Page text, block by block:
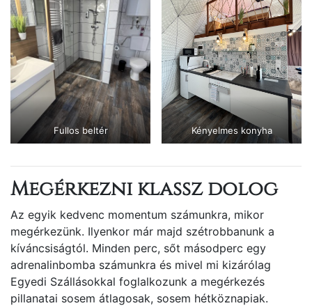
Fullos beltér Kényelmes konyha
Megérkezni klassz dolog
Az egyik kedvenc momentum számunkra, mikor
megérkezünk. Ilyenkor már majd szétrobbanunk a
kíváncsiságtól. Minden perc, sőt másodperc egy
adrenalinbomba számunkra és mivel mi kizárólag
Egyedi Szállásokkal foglalkozunk a megérkezés
pillanatai sosem átlagosak, sosem hétköznapiak.